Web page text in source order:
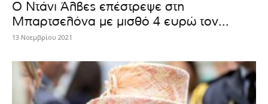
Ο Ντάνι Άλβες επέστρεψε στη
Μπαρτσελόνα με μισθό 4 ευρώ τον...
13 Νοεμβρίου 2021